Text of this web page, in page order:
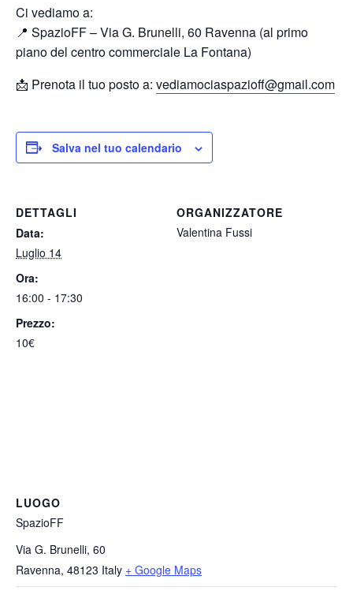
Ci vediamo a:
📍 SpazioFF – Via G. Brunelli, 60 Ravenna (al primo
piano del centro commerciale La Fontana)
📩 Prenota il tuo posto a: vediamociaspazioff@gmail.com
Salva nel tuo calendario
DETTAGLI
Data:
Luglio 14
Ora:
16:00 - 17:30
Prezzo:
10€
ORGANIZZATORE
Valentina Fussi
LUOGO
SpazioFF
Via G. Brunelli, 60
Ravenna, 48123 Italy + Google Maps